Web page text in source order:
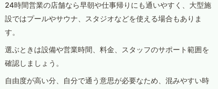
24時間営業の店舗なら早朝や仕事帰りにも通いやすく、大型施
設ではプールやサウナ、スタジオなどを使える場合もありま
す。
選ぶときは設備や営業時間、料金、スタッフのサポート範囲を
確認しましょう。
自由度が高い分、自分で通う意思が必要なため、混みやすい時